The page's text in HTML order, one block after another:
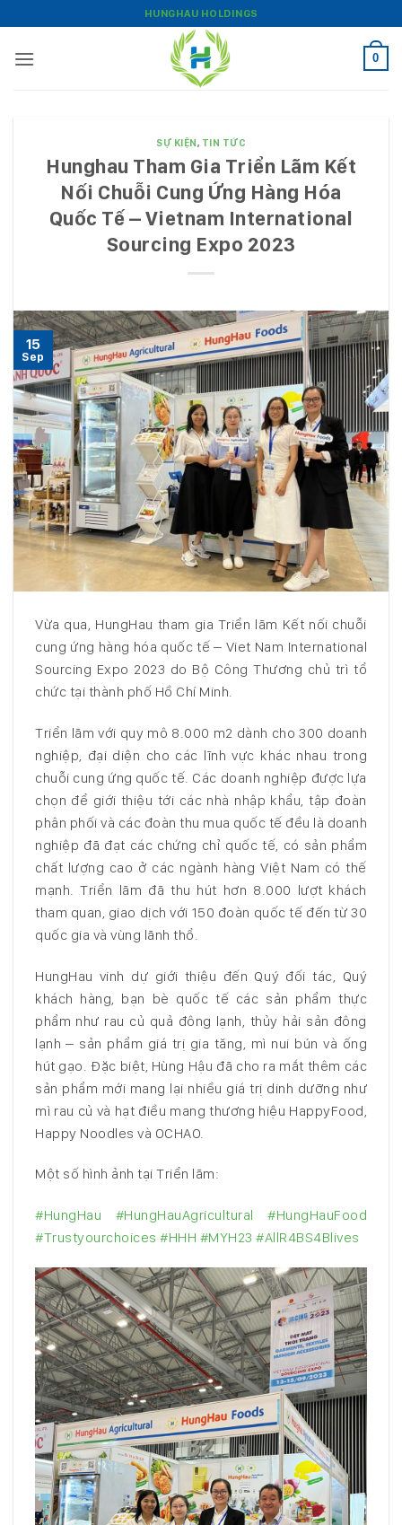
qua
nội
HUNGHAU HOLDINGS
0
SỰ KIỆN, TIN TỨC
Hunghau Tham Gia Triển Lãm Kết
Nối Chuỗi Cung Ứng Hàng Hóa
Quốc Tế – Vietnam International
Sourcing Expo 2023
15
Sep
Vừa qua, HungHau tham gia Triển lãm Kết nối chuỗi
cung ứng hàng hóa quốc tế – Viet Nam International
Sourcing Expo 2023 do Bộ Công Thương chủ trì tổ
chức tại thành phố Hồ Chí Minh.
Triển lãm với quy mô 8.000 m2 dành cho 300 doanh
nghiệp, đại diện cho các lĩnh vực khác nhau trong
chuỗi cung ứng quốc tế. Các doanh nghiệp được lựa
chọn để giới thiệu tới các nhà nhập khẩu, tập đoàn
phân phối và các đoàn thu mua quốc tế đều là doanh
nghiệp đã đạt các chứng chỉ quốc tế, có sản phẩm
chất lượng cao ở các ngành hàng Việt Nam có thế
mạnh. Triển lãm đã thu hút hơn 8.000 lượt khách
tham quan, giao dịch với 150 đoàn quốc tế đến từ 30
quốc gia và vùng lãnh thổ.
HungHau vinh dự giới thiệu đến Quý đối tác, Quý
khách hàng, bạn bè quốc tế các sản phẩm thực
phẩm như rau củ quả đông lạnh, thủy hải sản đông
lạnh – sản phẩm giá trị gia tăng, mì nui bún và ống
hút gạo. Đặc biệt, Hùng Hậu đã cho ra mắt thêm các
sản phẩm mới mang lại nhiều giá trị dinh dưỡng như
mì rau củ và hạt điều mang thương hiệu HappyFood,
Happy Noodles và OCHAO.
Một số hình ảnh tại Triển lãm:
#HungHau #HungHauAgricultural
#HungHauFood
#Trustyourchoices #HHH #MYH23 #AllR4BS4Blives